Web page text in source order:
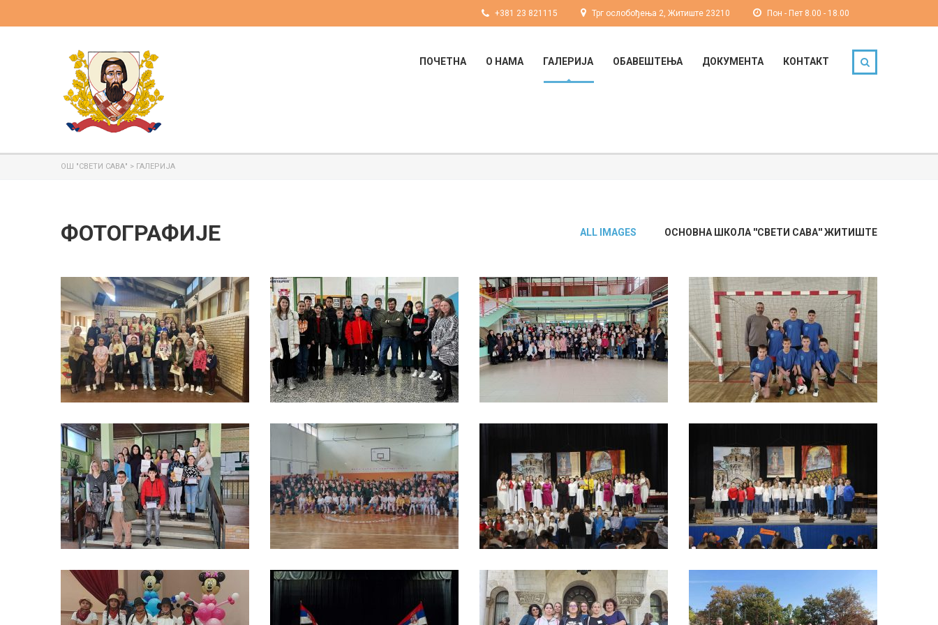
Пон - Пет 8.00 - 18.00
Трг ослобођења 2, Житиште 23210
+381 23 821115
ПОЧЕТНА О НАМА ГАЛЕРИЈА ОБАВЕШТЕЊА ДОКУМЕНТА КОНТАКТ
ОШ "СВЕТИ САВА" > ГАЛЕРИЈА
ФОТОГРАФИЈЕ ALL IMAGES ОСНОВНА ШКОЛА ''СВЕТИ САВА'' ЖИТИШТЕ